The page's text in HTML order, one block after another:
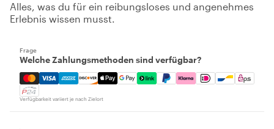
Alles, was du für ein reibungsloses und angenehmes
Erlebnis wissen musst.
Frage
Welche Zahlungsmethoden sind verfügbar?
Mastercard, Visa, Amex, Discover, Apple Pay, Google
Verfügbarkeit variiert je nach Zielort